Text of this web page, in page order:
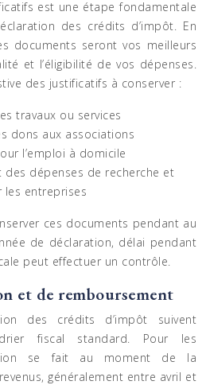
est une étape fondamentale
des crédits d’impôt. En
documents seront vos meilleurs
et l’éligibilité de vos dépenses.
des justificatifs à conserver :
travaux ou services
dons aux associations
l’emploi à domicile
dépenses de recherche et
entreprises
ces documents pendant au
de déclaration, délai pendant
peut effectuer un contrôle.
et de remboursement
des crédits d’impôt suivent
fiscal standard. Pour les
se fait au moment de la
généralement entre avril et